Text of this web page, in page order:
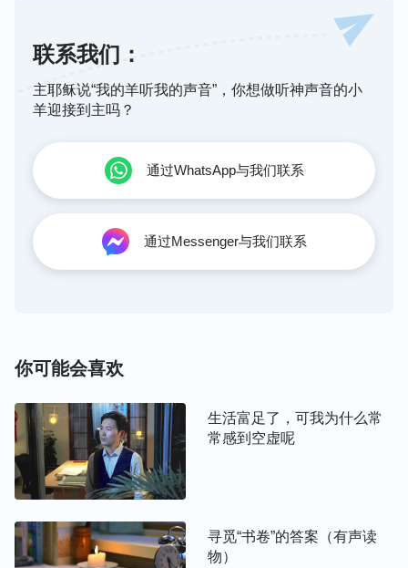
当挪亚听到神的呼召后就开始造方舟，按照神的要求
来一间一间地造，虽然受了许多苦，也遭到了当时人
一颗执着诚实的心，按照神的要求造方舟，并传福音
一家人以外没有人相信神会用洪水灭世。最后挪亚一
家八口以及地上的飞禽走兽等活物都留下余种进入方
舟，方舟的门就关了，然后神就降洪水在地上，雨下
了四十昼夜，毁灭了地上一切的活物和那个时代邪恶
败坏的人类。那次洪水灭世只有挪亚夫妇和他的三个
我们看到方舟预表神的救恩，里面有神与人的故事，
包含着神对人的怜悯与拯救，同时也看到神圣洁、公
义、威严的性情。“船”字在时刻提醒着我们：人类曾
因着罪恶而被神用洪水毁灭过。
在末世的今天，我们人类的败坏程度远远超过了挪亚
时代的人类，这是我们大家都有目共睹的事实。有的
人为了当官发财，不惜花重金来买官位；而那些在位
联系我们：
主耶稣说“我的羊听我的声音”，你想做听神声音的小
羊迎接到主吗？
通过WhatsApp与我们联系
通过Messenger与我们联系
你可能会喜欢
生活富足了，可我为什么常
常感到空虚呢
寻觅“书卷”的答案（有声读
物）